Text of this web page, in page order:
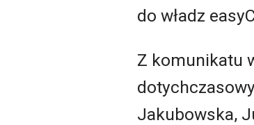
do władz
Z komunikatu
Jakubowska,